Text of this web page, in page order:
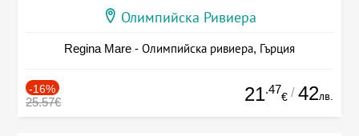
Олимпийска Ривиера
Regina Mare - Олимпийска ривиера, Гърция
-16%
25.57€ 21.47
€ / 42лв.